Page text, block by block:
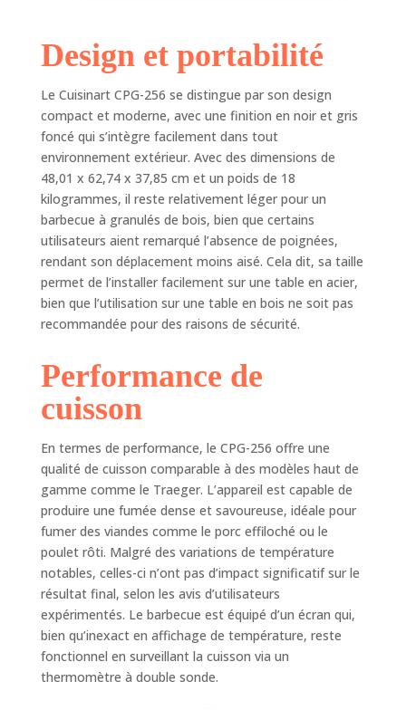
poids léger de 20,4
kg, 61 x 45,7 x 38,1
cm, et le couvercle
verrouillable avec
poignée le rend
facile à emporter
partout.
Technologie
avancée au feu de
bois : avec une
large plage de
température de
82,2 °C à 260 °C, la
commande
numérique ajoute
automatiquement
les besoins pour
réguler la
numérique :
allumage
électronique à
démarrage
automatique,
contrôle numérique
de la température
automatique et
affichage de la
température LED
en temps réel.
Design et portabilité
Le Cuisinart CPG-256 se distingue par son design
compact et moderne, avec une finition en noir et gris
foncé qui s’intègre facilement dans tout
environnement extérieur. Avec des dimensions de
48,01 x 62,74 x 37,85 cm et un poids de 18
kilogrammes, il reste relativement léger pour un
barbecue à granulés de bois, bien que certains
utilisateurs aient remarqué l’absence de poignées,
rendant son déplacement moins aisé. Cela dit, sa taille
permet de l’installer facilement sur une table en acier,
bien que l’utilisation sur une table en bois ne soit pas
recommandée pour des raisons de sécurité.
Performance de
cuisson
En termes de performance, le CPG-256 offre une
qualité de cuisson comparable à des modèles haut de
gamme comme le Traeger. L’appareil est capable de
produire une fumée dense et savoureuse, idéale pour
fumer des viandes comme le porc effiloché ou le
poulet rôti. Malgré des variations de température
notables, celles-ci n’ont pas d’impact significatif sur le
résultat final, selon les avis d’utilisateurs
expérimentés. Le barbecue est équipé d’un écran qui,
bien qu’inexact en affichage de température, reste
fonctionnel en surveillant la cuisson via un
thermomètre à double sonde.